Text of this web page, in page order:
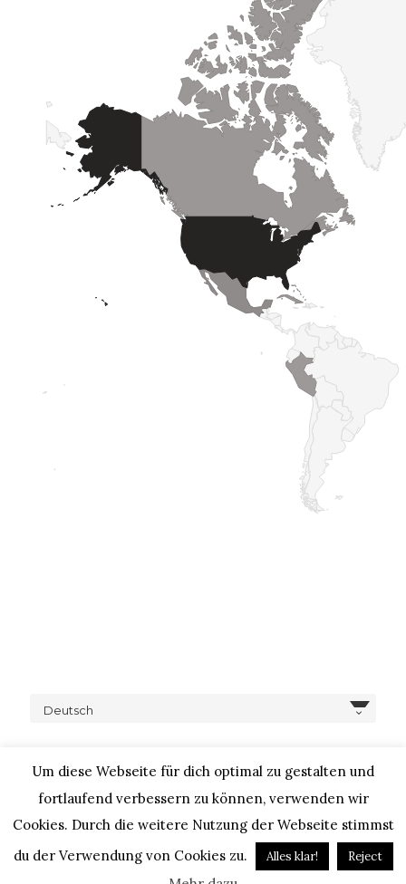
Deutsch
COPYRIGHT © 2020 – IHEARTALICE.COM / TRAVEL,
LIFESTYLE, FOOD & FASHIONBLOG BY ALICE M. HUYNH / ALL
RIGHTS RESERVED / DESIGN BY BLOGGER-BERATUNG
Um diese Webseite für dich optimal zu gestalten und
fortlaufend verbessern zu können, verwenden wir
Cookies. Durch die weitere Nutzung der Webseite stimmst
du der Verwendung von Cookies zu.
Alles klar! Reject